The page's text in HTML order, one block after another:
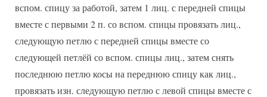
вспом. спицу за работой, затем 1 лиц. с передней спицы
вместе с первыми 2 п. со вспом. спицы провязать лиц.,
следующую петлю с передней спицы вместе со
следующей петлёй со вспом. спицы лиц., затем снять
последнюю петлю косы на переднюю спицу как лиц.,
провязать изн. следующую петлю с левой спицы вместе с